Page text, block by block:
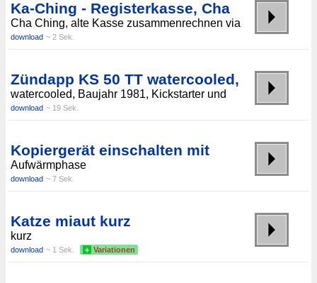
Ka-Ching - Registerkasse, Cha
Cha Ching, alte Kasse zusammenrechnen via
download ~ 2 Sek.
Zündapp KS 50 TT watercooled,
watercooled, Baujahr 1981, Kickstarter und
download ~ 19 Sek.
Kopiergerät einschalten mit
Aufwärmphase
download ~ 7 Sek.
Katze miaut kurz
kurz
download ~ 1 Sek. + Variationen